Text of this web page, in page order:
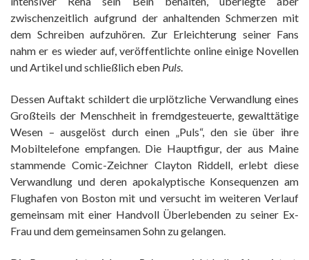
zwischenzeitlich aufgrund der anhaltenden Schmerzen mit
dem Schreiben aufzuhören. Zur Erleichterung seiner Fans
nahm er es wieder auf, veröffentlichte online einige Novellen
und Artikel und schließlich eben Puls
Dessen Auftakt schildert die urplötzliche Verwandlung eines
Großteils der Menschheit in fremdgesteuerte, gewalttätige
Wesen – ausgelöst durch einen „Puls“, den sie über ihre
Mobiltelefone empfangen. Die Hauptfigur, der aus Maine
stammende Comic-Zeichner Clayton Riddell, erlebt diese
Verwandlung und deren apokalyptische Konsequenzen am
Flughafen von Boston mit und versucht im weiteren Verlauf
gemeinsam mit einer Handvoll Überlebenden zu seiner Ex-
Frau und dem gemeinsamen Sohn zu gelangen.